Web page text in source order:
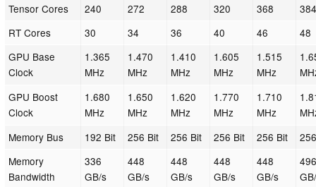
Tensor Cores
240 272 288 320 368
RT Cores
30 34 36 40 46
48
GPU Base
Clock
1.365
MHz
1.470
MHz
1.410
MHz
1.605
MHz
1.515
MHz
GPU Boost
Clock
1.680
MHz
1.650
MHz
1.620
MHz
1.770
MHz
1.710
MHz
Memory Bus
192 Bit 256 Bit 256 Bit 256 Bit 256 Bit
Memory
Bandwidth
336
GB/s
448
GB/s
448
GB/s
448
GB/s
448
GB/s